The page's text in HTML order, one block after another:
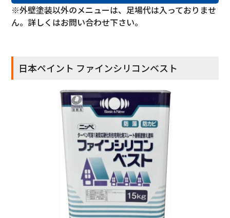
※外壁塗装以外のメニューは、足場代は入っておりませ
ん。詳しくはお問い合わせ下さい。
日本ペイント ファインシリコンベスト